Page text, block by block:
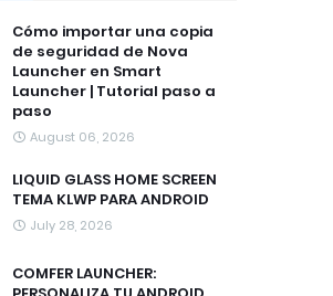
Cómo importar una copia
de seguridad de Nova
Launcher en Smart
Launcher | Tutorial paso a
paso
August 06, 2026
LIQUID GLASS HOME SCREEN
TEMA KLWP PARA ANDROID
July 28, 2026
COMFER LAUNCHER: